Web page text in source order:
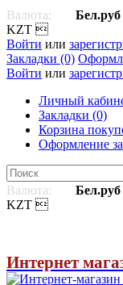
Валюта: Бел.руб
KZT 
Войти или
Закладки (0)
Войти или
Личный
Закладки (0)
Корзина
Оформление
Валюта:
Бел.руб
KZT 
Интернет